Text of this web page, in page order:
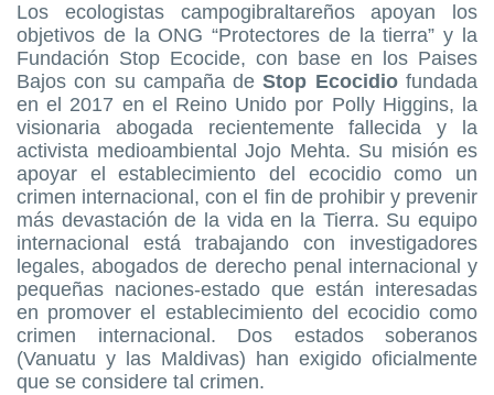
Los ecologistas campogibraltareños apoyan los
objetivos de la ONG “Protectores de la tierra” y la
Fundación Stop Ecocide, con base en los Paises
Bajos con su campaña deStop Ecocidiofundada
en el 2017 en el Reino Unido por Polly Higgins, la
visionaria abogada recientemente fallecida y la
activista medioambiental Jojo Mehta. Su misión es
apoyar el establecimiento del ecocidio como un
crimen internacional, con el fin de prohibir y prevenir
más devastación de la vida en la Tierra. Su equipo
internacional está trabajando con investigadores
legales, abogados de derecho penal internacional y
pequeñas naciones-estado que están interesadas
en promover el establecimiento del ecocidio como
crimen internacional. Dos estados soberanos
(Vanuatu y las Maldivas) han exigido oficialmente
que se considere tal crimen.